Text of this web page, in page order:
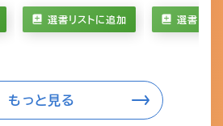
選書リストに追加 選書リス
もっと見る